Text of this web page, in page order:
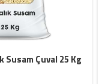
Susam Çuval 25 Kg